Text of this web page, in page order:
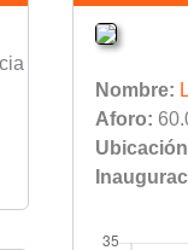
Nombre:
Aforo: